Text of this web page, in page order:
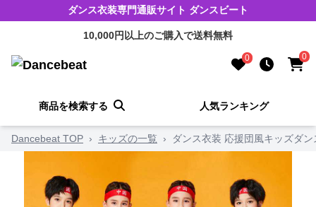
ダンス衣装専門通販サイト ダンスビート
10,000円以上のご購入で送料無料
0 0
商品を検索する 人気ランキング
Dancebeat TOP › キッズの一覧 › ダンス衣装 応援団風キッズダ